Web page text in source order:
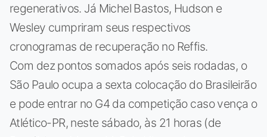
regenerativos. Já Michel Bastos, Hudson e
Wesley cumpriram seus respectivos
cronogramas de recuperação no Reffis.
Com dez pontos somados após seis rodadas, o
São Paulo ocupa a sexta colocação do Brasileirão
e pode entrar no G4 da competição caso vença o
Atlético-PR, neste sábado, às 21 horas (de